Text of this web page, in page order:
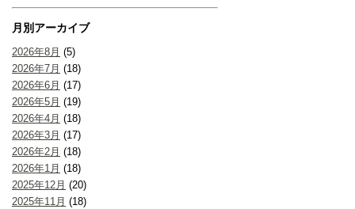
月別アーカイブ
2026年8月 (5)
2026年7月 (18)
2026年6月 (17)
2026年5月 (19)
2026年4月 (18)
2026年3月 (17)
2026年2月 (18)
2026年1月 (18)
2025年12月 (20)
2025年11月 (18)